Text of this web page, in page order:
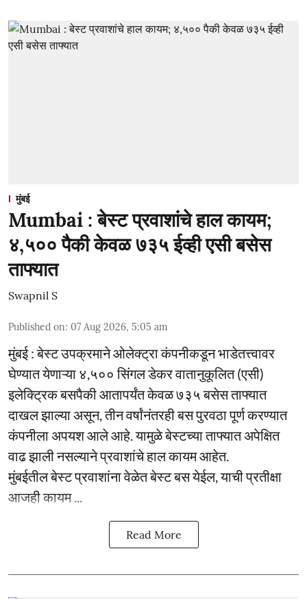
मुंबई
Mumbai : बेस्ट प्रवाशांचे हाल कायम;
४,५०० पैकी केवळ ७३५ ईव्ही एसी बसेस
ताफ्यात
Swapnil S
Published on: 07 Aug 2026, 5:05 am
मुंबई : बेस्ट उपक्रमाने ओलेक्ट्रा कंपनीकडून भाडेतत्त्वावर
घेण्यात येणाऱ्या ४,५०० सिंगल डेकर वातानुकूलित (एसी)
इलेक्ट्रिक बसपैकी आतापर्यंत केवळ ७३५ बसेस ताफ्यात
दाखल झाल्या असून, तीन वर्षांनंतरही बस पुरवठा पूर्ण करण्यात
कंपनीला अपयश आले आहे. यामुळे बेस्टच्या ताफ्यात अपेक्षित
वाढ झाली नसल्याने प्रवाशांचे हाल कायम आहेत.
मुंबईतील बेस्ट प्रवाशांना वेळेत बेस्ट बस येईल, याची प्रतीक्षा
आजही कायम ...
Read More